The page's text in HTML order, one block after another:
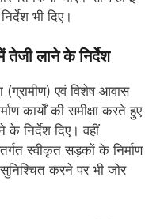
भी दिए।
तेजी लाने के निर्देश
एवं विशेष आवास
कार्यों की समीक्षा करते हुए
के निर्देश दिए। वहीं
स्वीकृत सड़कों के निर्माण
सुनिश्चित करने पर भी जोर